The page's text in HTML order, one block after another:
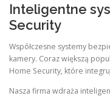
Inteligentne
Security
Współczesne systemy
kamery. Coraz większą
Home Security, które
Nasza firma wdraża